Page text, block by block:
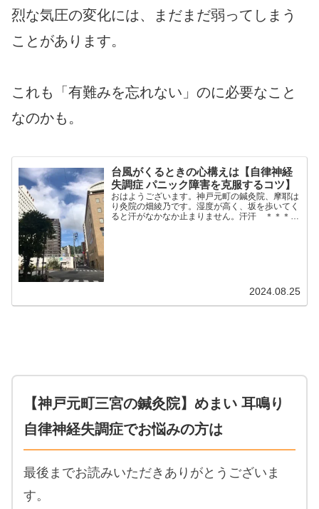
烈な気圧の変化には、まだまだ弱ってしまう
ことがあります。
これも「有難みを忘れない」のに必要なこと
なのかも。
台風がくるときの心構えは【自律神経
失調症 パニック障害を克服するコツ】
おはようございます。神戸元町の鍼灸院、摩耶は
り灸院の畑綾乃です。湿度が高く、坂を歩いてく
ると汗がなかなか止まりません。汗汗 ＊＊＊週
2024.08.25
【神戸元町三宮の鍼灸院】めまい 耳鳴り
自律神経失調症でお悩みの方は
最後までお読みいただきありがとうございま
す。